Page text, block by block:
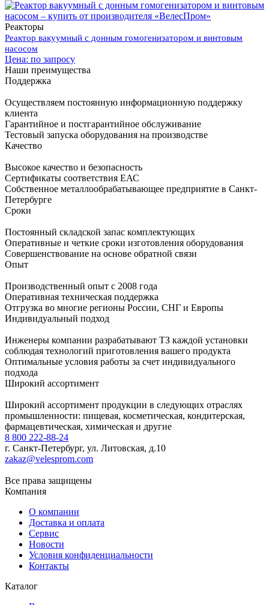
Реакторы
Реактор вакуумный с донным гомогенизатором и винтовым
насосом
Цена: по запросу
Наши преимущества
Поддержка
Осуществляем постоянную информационную поддержку
клиента
Гарантийное и постгарантийное обслуживание
Тестовый запуска оборудования на производстве
Качество
Высокое качество и безопасность
Сертификаты соответствия ЕАС
Собственное металлообрабатывающее предприятие в Санкт-
Петербурге
Сроки
Постоянный складской запас комплектующих
Оперативные и четкие сроки изготовления оборудования
Совершенствование на основе обратной связи
Опыт
Производственный опыт с 2008 года
Оперативная техническая поддержка
Отгрузка во многие регионы России, СНГ и Европы
Индивидуальный подход
Инженеры компании разрабатывают ТЗ каждой установки
соблюдая технологий приготовления вашего продукта
Оптимальные условия работы за счет индивидуального
подхода
Широкий ассортимент
Широкий ассортимент продукции в следующих отраслях
промышленности: пищевая, косметическая, кондитерская,
фармацевтическая, химическая и другие
8 800 222-88-24
г. Санкт-Петербург, ул. Литовская, д.10
zakaz@velesprom.com
Все права защищены
Компания
О компании
Доставка и оплата
Сервис
Новости
Условия конфиденциальности
Контакты
Каталог